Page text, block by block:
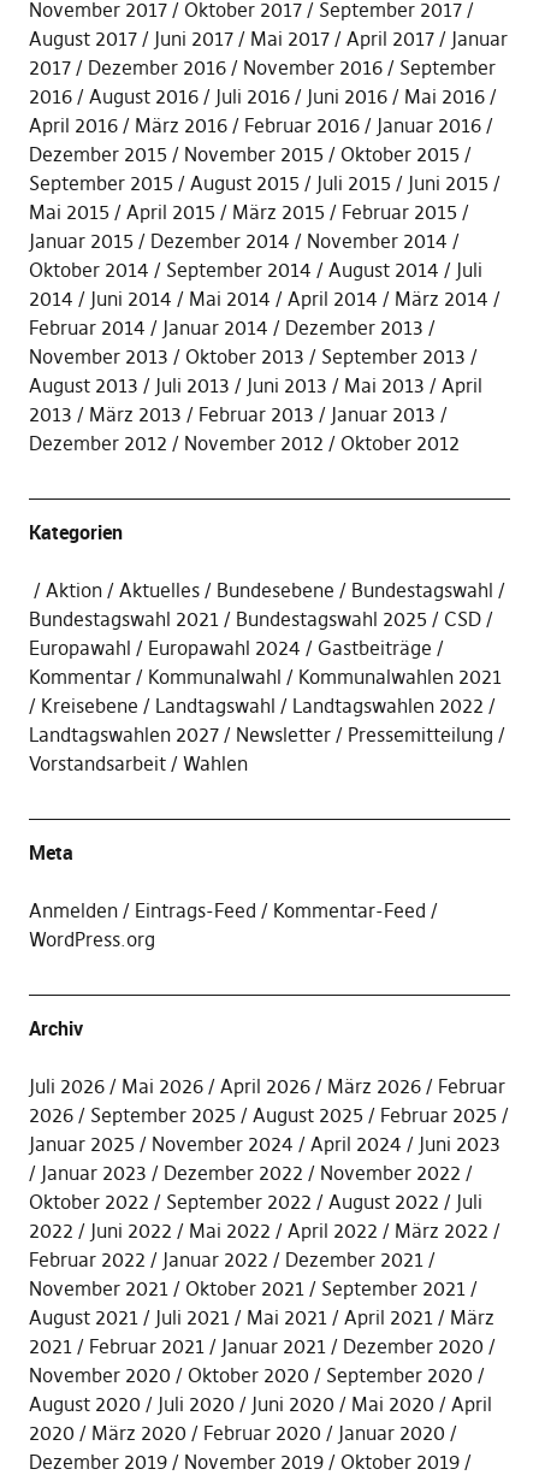
November 2017 Oktober 2017
September 2017
August 2017
Juni 2017 Mai 2017 April 2017
Januar
2017
Dezember 2016 November 2016
September
2016
August 2016 Juli 2016 Juni 2016
Mai 2016
April 2016
März 2016 Februar 2016
Januar 2016
Dezember 2015
November 2015
Oktober 2015
September 2015
August 2015 Juli 2015
Juni 2015
Mai 2015
April 2015 März 2015
Februar 2015
Januar 2015
Dezember 2014
November 2014
Oktober 2014
September 2014 August 2014
Juli
2014
Juni 2014 Mai 2014 April 2014
März 2014
Februar 2014
Januar 2014
Dezember 2013
November 2013
Oktober 2013
September 2013
August 2013
Juli 2013 Juni 2013 Mai 2013
April
2013
März 2013 Februar 2013
Januar 2013
Dezember 2012
November 2012 Oktober 2012
Kategorien
Aktion Aktuelles Bundesebene
Bundestagswahl
Bundestagswahl 2021
Bundestagswahl 2025
CSD
Europawahl
Europawahl 2024
Gastbeiträge
Kommentar
Kommunalwahl
Kommunalwahlen 2021
Kreisebene
Landtagswahl
Landtagswahlen 2022
Landtagswahlen 2027
Newsletter
Pressemitteilung
Vorstandsarbeit
Wahlen
Meta
Anmelden Eintrags-Feed
Kommentar-Feed
WordPress.org
Archiv
Juli 2026 Mai 2026 April 2026 März 2026
Februar
2026
September 2025 August 2025
Februar 2025
Januar 2025
November 2024 April 2024
Juni 2023
Januar 2023
Dezember 2022
November 2022
Oktober 2022
September 2022 August 2022
Juli
2022
Juni 2022 Mai 2022 April 2022
März 2022
Februar 2022
Januar 2022
Dezember 2021
November 2021
Oktober 2021
September 2021
August 2021
Juli 2021 Mai 2021 April 2021
März
2021
Februar 2021 Januar 2021
Dezember 2020
November 2020
Oktober 2020
September 2020
August 2020
Juli 2020 Juni 2020 Mai 2020
April
2020
März 2020 Februar 2020
Januar 2020
Dezember 2019
November 2019
Oktober 2019